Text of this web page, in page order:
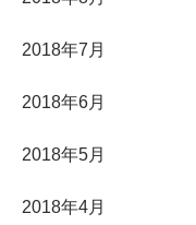
2018年7月
2018年6月
2018年5月
2018年4月